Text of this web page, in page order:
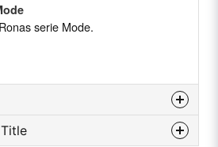
serie Mode.